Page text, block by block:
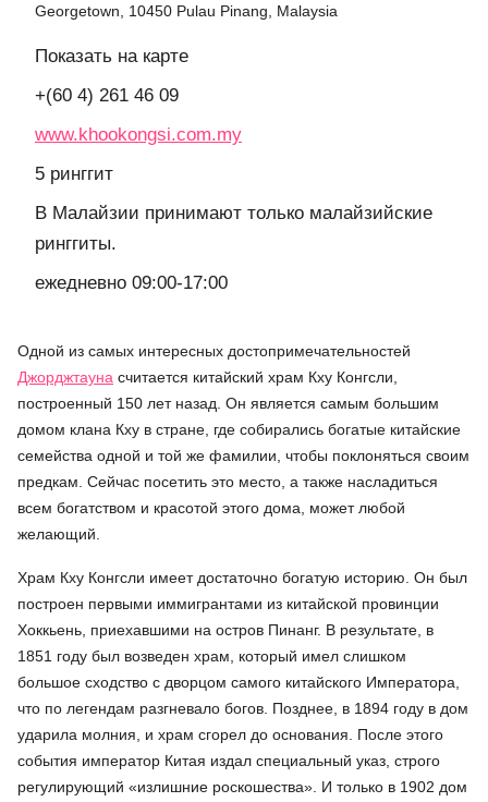
Georgetown, 10450 Pulau Pinang, Malaysia
Показать на карте
+(60 4) 261 46 09
www.khookongsi.com.my
5 ринггит
В Малайзии принимают только малайзийские
ринггиты.
ежедневно 09:00-17:00
Одной из самых интересных достопримечательностей
Джорджтауна считается китайский храм Кху Конгсли,
построенный 150 лет назад. Он является самым большим
домом клана Кху в стране, где собирались богатые китайские
семейства одной и той же фамилии, чтобы поклоняться своим
предкам. Сейчас посетить это место, а также насладиться
всем богатством и красотой этого дома, может любой
желающий.
Храм Кху Конгсли имеет достаточно богатую историю. Он был
построен первыми иммигрантами из китайской провинции
Хоккьень, приехавшими на остров Пинанг. В результате, в
1851 году был возведен храм, который имел слишком
большое сходство с дворцом самого китайского Императора,
что по легендам разгневало богов. Позднее, в 1894 году в дом
ударила молния, и храм сгорел до основания. После этого
события император Китая издал специальный указ, строго
регулирующий «излишние роскошества». И только в 1902 дом